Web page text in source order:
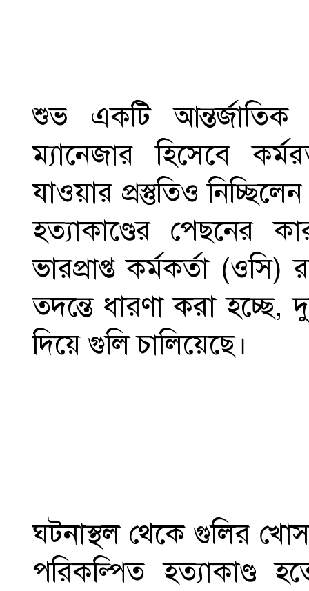
শুভ একটি আন্তর্জাতিক
ম্যানেজার হিসেবে
যাওয়ার প্রস্তুতিও
হত্যাকাণ্ডের পেছনের
ভারপ্রাপ্ত কর্মকর্তা
তদন্তে ধারণা করা হচ্ছে,
দিয়ে গুলি চালিয়েছে।
ঘটনাস্থল থেকে গুলির
পরিকল্পিত হত্যাকাণ্ড